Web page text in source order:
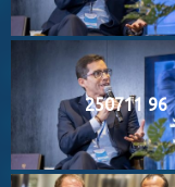
250711 96